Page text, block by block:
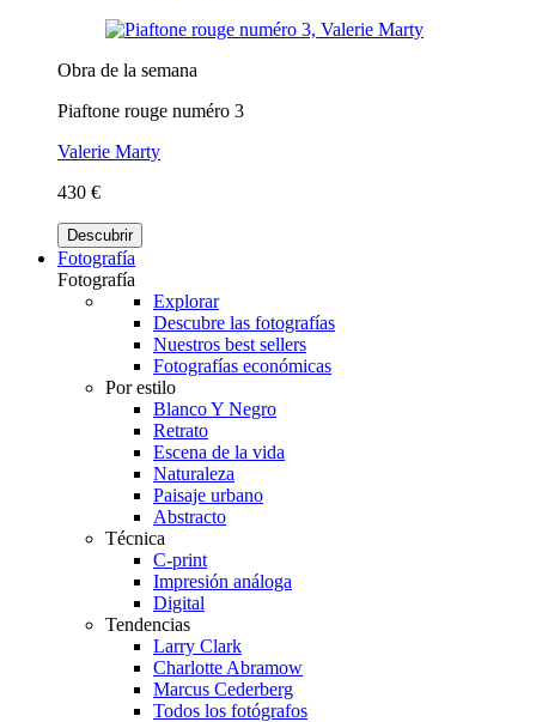
Obra de la semana
Piaftone rouge numéro 3
Valerie Marty
430 €
Descubrir
Fotografía
Fotografía
Explorar
Descubre las fotografías
Nuestros best sellers
Fotografías económicas
Por estilo
Blanco Y Negro
Retrato
Escena de la vida
Naturaleza
Paisaje urbano
Abstracto
Técnica
C-print
Impresión análoga
Digital
Tendencias
Larry Clark
Charlotte Abramow
Marcus Cederberg
Todos los fotógrafos